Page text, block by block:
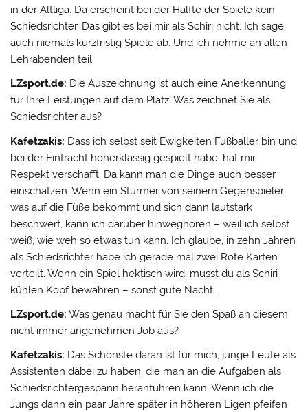
in der Altliga: Da erscheint bei der Hälfte der Spiele kein
Schiedsrichter. Das gibt es bei mir als Schiri nicht. Ich sage
auch niemals kurzfristig Spiele ab. Und ich nehme an allen
Lehrabenden teil.
LZsport.de: Die Auszeichnung ist auch eine Anerkennung
für Ihre Leistungen auf dem Platz. Was zeichnet Sie als
Schiedsrichter aus?
Kafetzakis: Dass ich selbst seit Ewigkeiten Fußballer bin und
bei der Eintracht höherklassig gespielt habe, hat mir
Respekt verschafft. Da kann man die Dinge auch besser
einschätzen. Wenn ein Stürmer von seinem Gegenspieler
was auf die Füße bekommt und sich dann lautstark
beschwert, kann ich darüber hinweghören – weil ich selbst
weiß, wie weh so etwas tun kann. Ich glaube, in zehn Jahren
als Schiedsrichter habe ich gerade mal zwei Rote Karten
verteilt. Wenn ein Spiel hektisch wird, musst du als Schiri
kühlen Kopf bewahren – sonst gute Nacht…
LZsport.de: Was genau macht für Sie den Spaß an diesem
nicht immer angenehmen Job aus?
Kafetzakis: Das Schönste daran ist für mich, junge Leute als
Assistenten dabei zu haben, die man an die Aufgaben als
Schiedsrichtergespann heranführen kann. Wenn ich die
Jungs dann ein paar Jahre später in höheren Ligen pfeifen